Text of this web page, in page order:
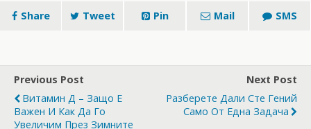
Share Tweet Pin Mail SMS
Previous Post
Витамин Д – Защо Е
Важен И Как Да Го
Увеличим През Зимните
Next Post
Разберете Дали Сте Гений
Само От Една Задача